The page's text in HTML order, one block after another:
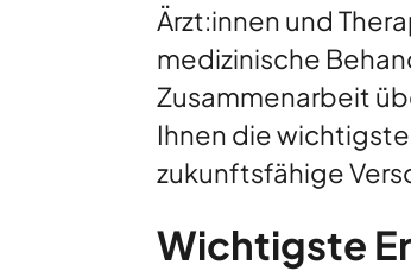
Ärzt:innen und
medizinische
Zusammenarbeit
Ihnen die
zukunftsfähige
Wichtigste